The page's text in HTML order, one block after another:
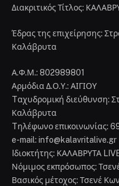
Διακριτικός Τίτλος:
Έδρας της επιχείρησης:
Καλάβρυτα
Α.Φ.Μ.: 802989801
Αρμόδια Δ.Ο.Υ.: ΑΙΓΙΟΥ
Tαχυδρομική διεύθυνση:
Καλάβρυτα
Tηλέφωνο επικοινωνίας:
e-mail: info@kalavritalive.gr
Iδιοκτήτης: ΚΑΛΑΒΡΥΤΑ
Νόμιμος εκπρόσωπος:
Βασικός μέτοχος: Τσενέ